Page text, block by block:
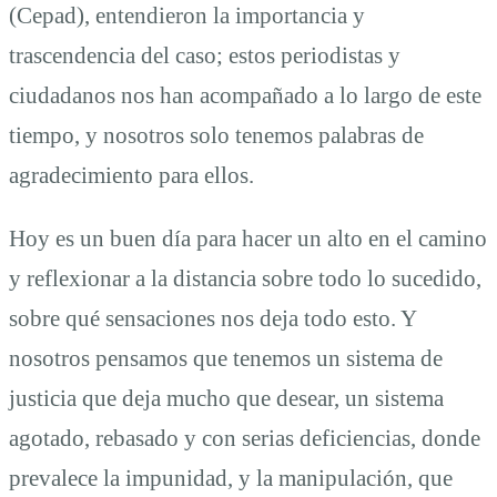
(Cepad), entendieron la importancia y
trascendencia del caso; estos periodistas y
ciudadanos nos han acompañado a lo largo de este
tiempo, y nosotros solo tenemos palabras de
agradecimiento para ellos.
Hoy es un buen día para hacer un alto en el camino
y reflexionar a la distancia sobre todo lo sucedido,
sobre qué sensaciones nos deja todo esto. Y
nosotros pensamos que tenemos un sistema de
justicia que deja mucho que desear, un sistema
agotado, rebasado y con serias deficiencias, donde
prevalece la impunidad, y la manipulación, que